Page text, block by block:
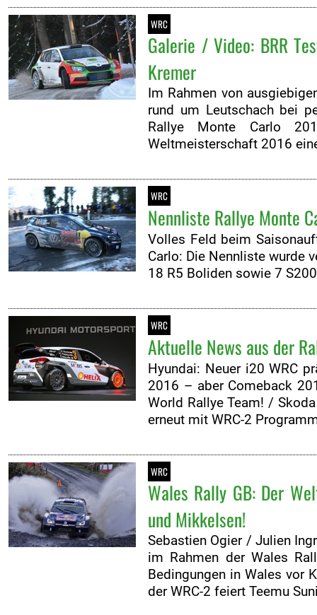
WRC
Galerie / Video: BRR
Kremer
Im Rahmen von
rund um Leutschach bei
Rallye Monte Carlo
Weltmeisterschaft 2016
WRC
Nennliste Rallye Monte
Volles Feld beim
Carlo: Die Nennliste wurde
18 R5 Boliden sowie 7
WRC
Aktuelle News aus der
Hyundai: Neuer i20 WRC
2016 – aber Comeback
World Rallye Team! /
erneut mit WRC-2
WRC
Wales Rally GB: Der
und Mikkelsen!
Sebastien Ogier / Julien
im Rahmen der Wales
Bedingungen in Wales vor
der WRC-2 feiert Teemu